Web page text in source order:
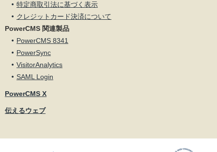
特定商取引法に基づく表示
クレジットカード決済について
PowerCMS 関連製品
PowerCMS 8341
PowerSync
VisitorAnalytics
SAML Login
PowerCMS X
伝えるウェブ